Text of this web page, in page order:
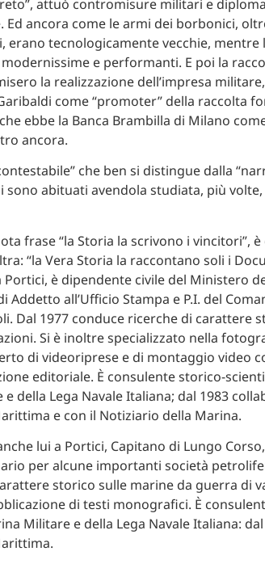
attuò contromisure militari e
ancora come le armi dei borbonici,
tecnologicamente vecchie, mentre
e performanti. E poi la
la realizzazione dell’impresa
come “promoter” della raccolta
ebbe la Banca Brambilla di Milano
ancora.
che ben si distingue dalla
sono abituati avendola studiata, più
frase “la Storia la scrivono i vincitori”,
“la Vera Storia la raccontano soli i
Portici, è dipendente civile del Ministero
Addetto all’Ufficio Stampa e P.I. del
Dal 1977 conduce ricerche di carattere
Si è inoltre specializzato nella
di videoriprese e di montaggio video
editoriale. È consulente storico-
della Lega Navale Italiana; dal 1983
e con il Notiziario della Marina.
lui a Portici, Capitano di Lungo
per alcune importanti società
storico sulle marine da guerra di
di testi monografici. È
Militare e della Lega Navale Italiana: